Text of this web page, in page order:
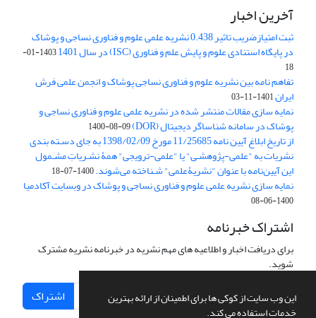
این وب سایت از کوکی ها برای اطمینان از ارائه بهترین
خدمات استفاده می کند.
آخرین اخبار
ثبت امتیازضریب تاثیر 0.438 نشریه علمی علوم و فناوری نساجی و پوشاک
در پایگاه استنادی علوم و پایش علم و فناوری (ISC) در سال 1401
1403-01-
18
تفاهم نامه بین نشریه علوم و فناوری نساجی پوشاک و انجمن علمی فرش
ایران1401-11-03
نمایه سازی مقالات منتشر شده در نشریه علمی علوم و فناوری نساجی و
پوشاک در سامانه شناساگر دیجیتال (DOR) 1400-08-09
از تاریخ ابلاغ آیین نامه 11/25685 مورخ 1398/02/09 به جای دسـته بندی
نشریات به "علمی-پژوهشـی" یا "علمی-ترویجی" همۀ نشـریاتِ مشـمول
این آیین‌نامه با عنوان "نشریۀعلمی" شـناخته می‌شوند.1400-07-18
نمایه سازی نشریه علمی علوم و فناوری نساجی و پوشاک در وبسایت آکادمیا
1400-06-08
اشتراک خبرنامه
برای دریافت اخبار و اطلاعیه های مهم نشریه در خبرنامه نشریه مشترک
شوید.
اشتراک